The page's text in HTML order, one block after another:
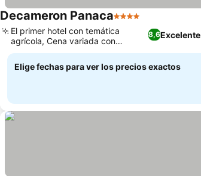
Decameron Panaca4 Estrellas
8,6Excelente
El primer hotel con temática
agrícola, Cena variada con
sabores locales
Elige fechas para ver los precios exactos